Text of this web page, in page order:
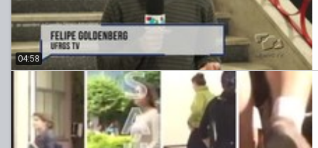
04:58